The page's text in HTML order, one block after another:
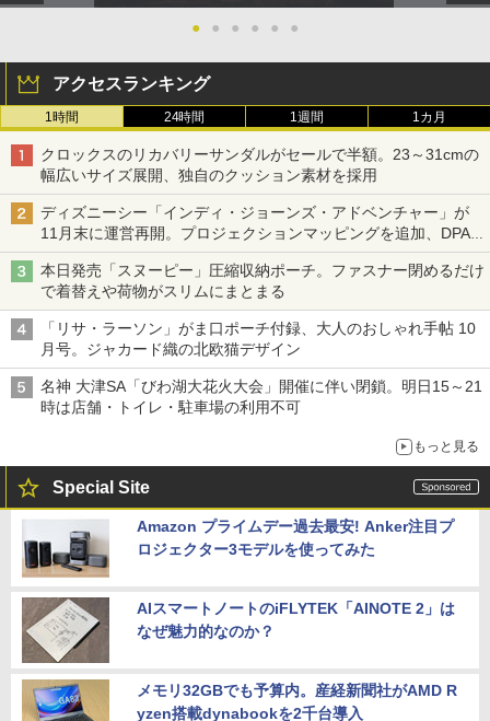
● ● ● ● ● ●
アクセスランキング
1時間 24時間 1週間 1カ月
クロックスのリカバリーサンダルがセールで半額。23～31cmの
幅広いサイズ展開、独自のクッション素材を採用
ディズニーシー「インディ・ジョーンズ・アドベンチャー」が
11月末に運営再開。プロジェクションマッピングを追加、DPA
は1500円
本日発売「スヌーピー」圧縮収納ポーチ。ファスナー閉めるだけ
で着替えや荷物がスリムにまとまる
「リサ・ラーソン」がま口ポーチ付録、大人のおしゃれ手帖 10
月号。ジャカード織の北欧猫デザイン
名神 大津SA「びわ湖大花火大会」開催に伴い閉鎖。明日15～21
時は店舗・トイレ・駐車場の利用不可
もっと見る
Special Site
Amazon プライムデー過去最安! Anker注目プ
ロジェクター3モデルを使ってみた
AIスマートノートのiFLYTEK「AINOTE 2」は
なぜ魅力的なのか？
メモリ32GBでも予算内。産経新聞社がAMD R
yzen搭載dynabookを2千台導入